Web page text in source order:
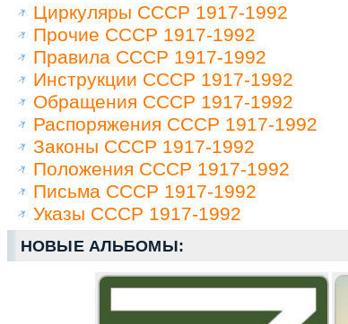
Циркуляры СССР 1917-1992
Прочие СССР 1917-1992
Правила СССР 1917-1992
Инструкции СССР 1917-1992
Обращения СССР 1917-1992
Распоряжения СССР 1917-1992
Законы СССР 1917-1992
Положения СССР 1917-1992
Письма СССР 1917-1992
Указы СССР 1917-1992
НОВЫЕ АЛЬБОМЫ: